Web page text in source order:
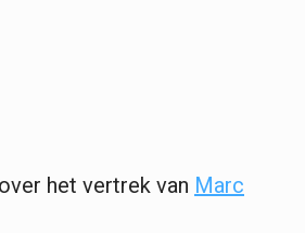
het vertrek van Marc